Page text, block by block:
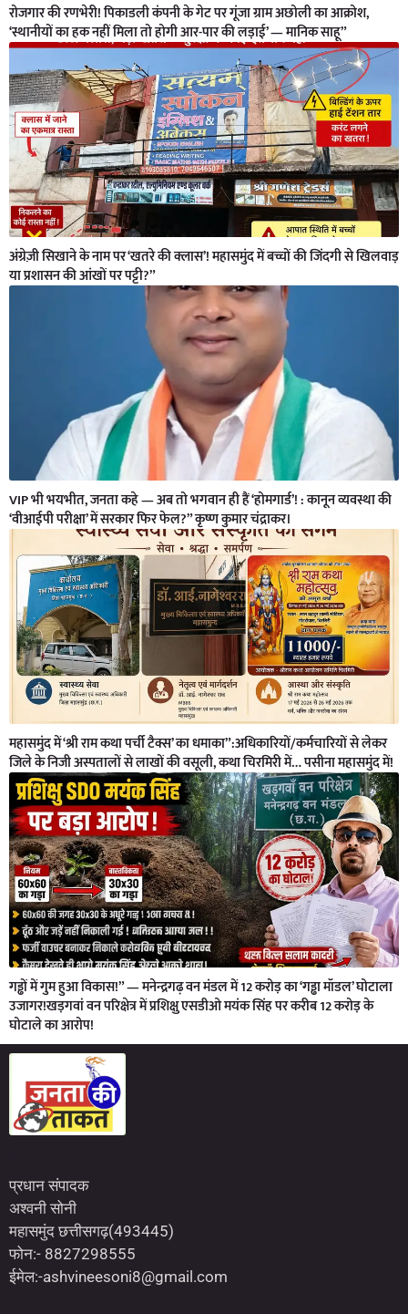
रोजगार की रणभेरी! पिकाडली कंपनी के गेट पर गूंजा ग्राम अछोली का आक्रोश,
‘स्थानीयों का हक नहीं मिला तो होगी आर-पार की लड़ाई’ — मानिक साहू”
अंग्रेज़ी सिखाने के नाम पर ‘खतरे की क्लास’! महासमुंद में बच्चों की जिंदगी से खिलवाड़
या प्रशासन की आंखों पर पट्टी?”
VIP भी भयभीत, जनता कहे — अब तो भगवान ही हैं ‘होमगार्ड’! : कानून व्यवस्था की
‘वीआईपी परीक्षा’ में सरकार फिर फेल?” कृष्ण कुमार चंद्राकर।
महासमुंद में ‘श्री राम कथा पर्ची टैक्स’ का धमाका”:अधिकारियों/कर्मचारियों से लेकर
जिले के निजी अस्पतालों से लाखों की वसूली, कथा चिरमिरी में… पसीना महासमुंद में!
गड्ढों में गुम हुआ विकास!” — मनेन्द्रगढ़ वन मंडल में 12 करोड़ का ‘गड्ढा मॉडल’ घोटाला
उजागर!खड़गवां वन परिक्षेत्र में प्रशिक्षु एसडीओ मयंक सिंह पर करीब 12 करोड़ के
घोटाले का आरोप!
प्रधान संपादक
अश्वनी सोनी
महासमुंद छत्तीसगढ़(493445)
फोन:- 8827298555
ईमेल:-ashvineesoni8@gmail.com